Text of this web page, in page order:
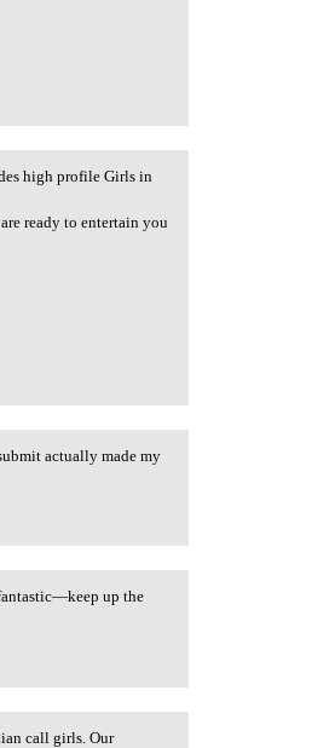
high profile Girls in
ready to entertain you
actually made my
up the
call girls. Our